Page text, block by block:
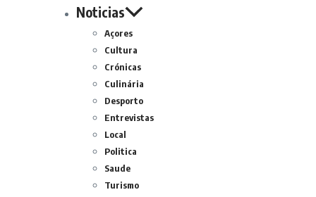
Noticias
Açores
Cultura
Crónicas
Culinária
Desporto
Entrevistas
Local
Politica
Saude
Turismo